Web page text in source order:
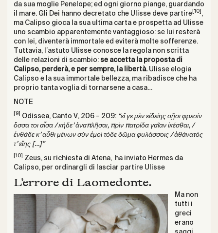
da sua moglie Penelope; ed ogni giorno piange, guardando
il mare. Gli Dei hanno decretato che Ulisse deve partire [10] ,
ma Calipso gioca la sua ultima carta e prospetta ad Ulisse
uno scambio apparentemente vantaggioso: se lui resterà
con lei, diventerà immortale ed eviterà molte sofferenze.
Tuttavia, l’astuto Ulisse conosce la regola non scritta
delle relazioni di scambio: se accetta la proposta di
Calipso, perderà, e per sempre, la libertà.Ulisse elogia
Calipso e la sua immortale bellezza, ma ribadisce che ha
proprio tanta voglia di tornarsene a casa…
NOTE
[9] Odissea, Canto V, 206 – 209:“εἴ γε μὲν εἰδείης σῇσι φρεσίν
ὅσσα τοι αἶσα / κήδε’ ἀναπλῆσαι, πρὶν πατρίδα γαῖαν ἱκέσθαι, /
ἐνθάδε κ’ αὖθι μένων σὺν ἐμοὶ τόδε δῶμα φυλάσσοις / ἀθάνατός
τ’ εἴης […]”
[10]
Zeus, su richiesta di Atena, ha inviato Hermes da
Calipso, per ordinargli di lasciar partire Ulisse
L’errore di Laomedonte.
Ma non
tutti i
greci
erano